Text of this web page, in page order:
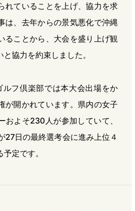
れていることを上げ、協力を求
は、去年からの景気悪化で沖縄
ることから、大会を盛り上げ観
協力を約束しました。
ルフ倶楽部では本大会出場をか
が開かれています。県内の女子
およそ230人が参加していて、
27日の最終選考会に進み上位４
定です。